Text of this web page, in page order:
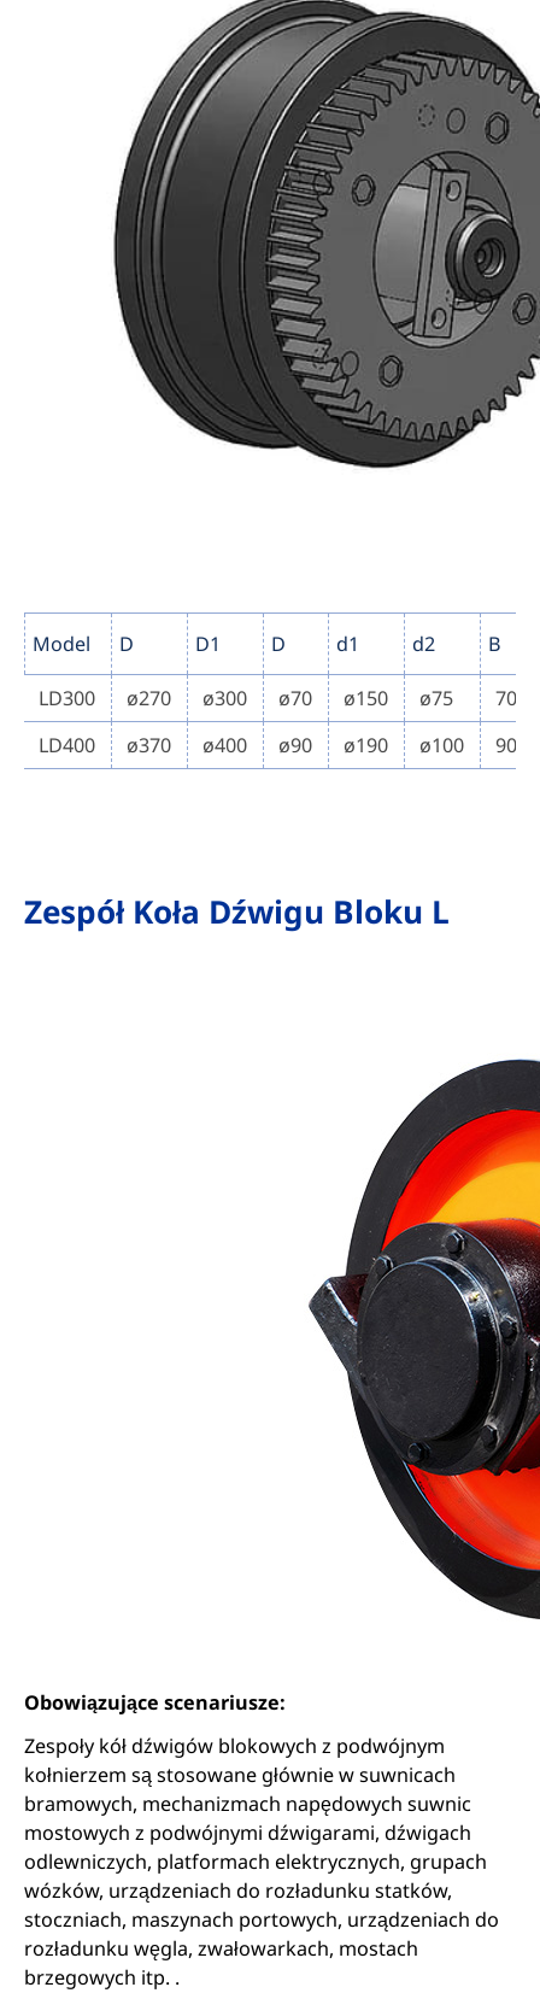
Model D D1 D d1 d2 B
LD300 ø270 ø300 ø70 ø150 ø75
70
LD400
ø370 ø400 ø90 ø190 ø100 90
Zespół Koła Dźwigu Bloku L
Obowiązujące scenariusze:
Zespoły kół dźwigów blokowych z podwójnym
kołnierzem są stosowane głównie w suwnicach
bramowych, mechanizmach napędowych suwnic
mostowych z podwójnymi dźwigarami, dźwigach
odlewniczych, platformach elektrycznych, grupach
wózków, urządzeniach do rozładunku statków,
stoczniach, maszynach portowych, urządzeniach do
rozładunku węgla, zwałowarkach, mostach
brzegowych itp. .